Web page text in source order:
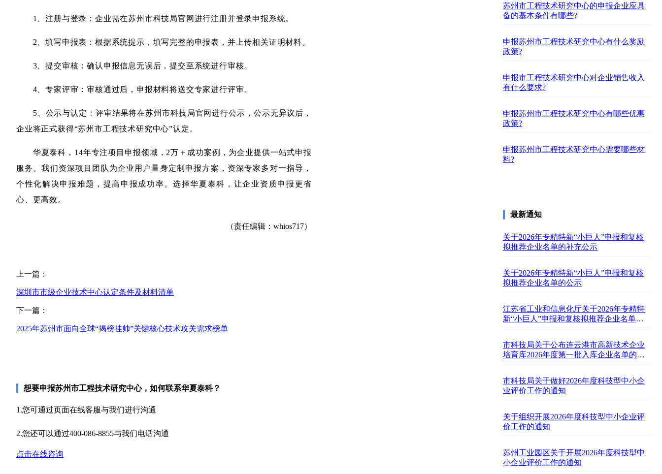
1、注册与登录：企业需在苏州市科技局官网进行注册并登录申报系统。
2、填写申报表：根据系统提示，填写完整的申报表，并上传相关证明材料。
3、提交审核：确认申报信息无误后，提交至系统进行审核。
4、专家评审：审核通过后，申报材料将送交专家进行评审。
5、公示与认定：评审结果将在苏州市科技局官网进行公示，公示无异议后，
企业将正式获得“苏州市工程技术研究中心”认定。
华夏泰科，14年专注项目申报领域，2万＋成功案例，为企业提供一站式申报
服务。我们资深项目团队为企业用户量身定制申报方案，资深专家多对一指导，
个性化解决申报难题，提高申报成功率。选择华夏泰科，让企业资质申报更省
心、更高效。
（责任编辑：whios717）
上一篇：
深圳市市级企业技术中心认定条件及材料清单
下一篇：
2025年苏州市面向全球“揭榜挂帅”关键核心技术攻关需求榜单
想要申报苏州市工程技术研究中心，如何联系华夏泰科？
1.您可通过页面在线客服与我们进行沟通
2.您还可以通过400-086-8855与我们电话沟通
点击在线咨询
苏州市工程技术研究中心的申报企业应具
备的基本条件有哪些?
申报苏州市工程技术研究中心有什么奖励
政策?
申报市工程技术研究中心对企业销售收入
有什么要求?
申报苏州市工程技术研究中心有哪些优惠
政策?
申报苏州市工程技术研究中心需要哪些材
料?
最新通知
关于2026年专精特新“小巨人”申报和复核
拟推荐企业名单的补充公示
关于2026年专精特新“小巨人”申报和复核
拟推荐企业名单的公示
江苏省工业和信息化厅关于2026年专精特
新“小巨人”申报和复核拟推荐企业名单的
市科技局关于公布连云港市高新技术企业
培育库2026年度第一批入库企业名单的通
市科技局关于做好2026年度科技型中小企
业评价工作的通知
关于组织开展2026年度科技型中小企业评
价工作的通知
苏州工业园区关于开展2026年度科技型中
小企业评价工作的通知